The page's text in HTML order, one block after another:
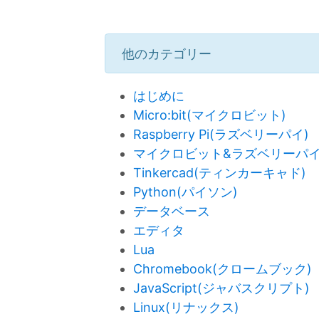
他のカテゴリー
はじめに
Micro:bit(マイクロビット)
Raspberry Pi(ラズベリーパイ)
マイクロビット&ラズベリーパ
Tinkercad(ティンカーキャド)
Python(パイソン)
データベース
エディタ
Lua
Chromebook(クロームブック)
JavaScript(ジャバスクリプト)
Linux(リナックス)